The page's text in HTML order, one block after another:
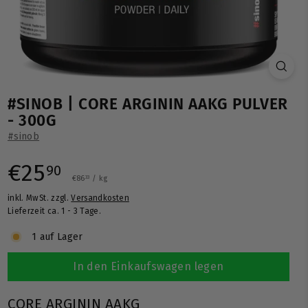
#SINOB | CORE ARGININ AAKG PULVER
- 300G
#sinob
Normaler
Preis
€2590 €25,90
€8633 €86,33
/ kg
inkl. MwSt. zzgl.Versandkosten
Lieferzeit ca. 1 - 3 Tage.
1 auf Lager
In den Einkaufswagen legen
CORE ARGININ AAKG